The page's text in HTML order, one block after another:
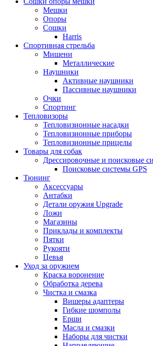
Мешки
Опоры
Сошки
Harris
Спортивная стрельба
Мишени
Металлические
Наушники
Активные наушники
Пассивные наушники
Очки
Спортинг
Тепловизоры
Тепловизионные насадки
Тепловизионные приборы
Тепловизионные прицелы
Товары для собак
Дрессировочные и поисковые
Поисковые системы GPS
Тюнинг
Аксессуары
Антабки
Детали оружия Upgrade
Ложи
Магазины
Приклады и комплекты
Пятки
Рукояти
Цевья
Уход за оружием
Краска воронение
Обработка дерева
Чистка и смазка
Вишеры адаптеры
Гибкие шомполы
Ерши
Масла и смазки
Наборы для чистки